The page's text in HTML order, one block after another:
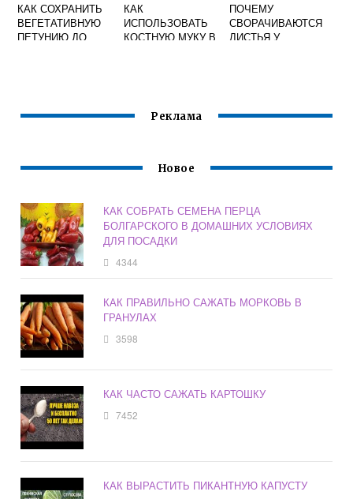
КАК СОХРАНИТЬ
ВЕГЕТАТИВНУЮ
ПЕТУНИЮ ДО
КАК
ИСПОЛЬЗОВАТЬ
КОСТНУЮ МУКУ В
ПОЧЕМУ
СВОРАЧИВАЮТСЯ
ЛИСТЬЯ У
Реклама
Новое
КАК СОБРАТЬ СЕМЕНА ПЕРЦА
БОЛГАРСКОГО В ДОМАШНИХ УСЛОВИЯХ
ДЛЯ ПОСАДКИ
4344
КАК ПРАВИЛЬНО САЖАТЬ МОРКОВЬ В
ГРАНУЛАХ
3598
КАК ЧАСТО САЖАТЬ КАРТОШКУ
7452
КАК ВЫРАСТИТЬ ПИКАНТНУЮ КАПУСТУ